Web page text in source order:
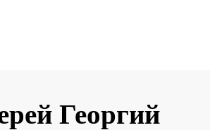
Георгий